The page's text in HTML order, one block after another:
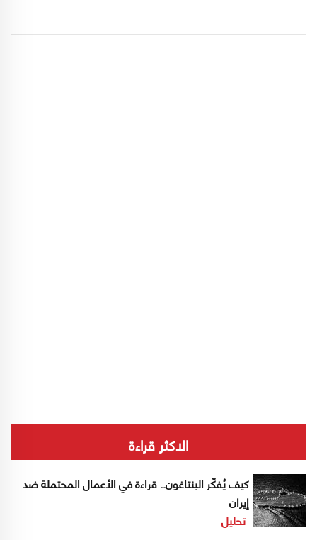
الاكثر قراءة
كيف يُفكّر البنتاغون.. قراءة في الأعمال المحتملة ضد
إيران
تحليل